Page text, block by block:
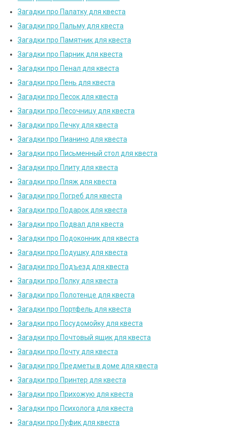
Загадки про Палатку для квеста
Загадки про Пальму для квеста
Загадки про Памятник для квеста
Загадки про Парник для квеста
Загадки про Пенал для квеста
Загадки про Пень для квеста
Загадки про Песок для квеста
Загадки про Песочницу для квеста
Загадки про Печку для квеста
Загадки про Пианино для квеста
Загадки про Письменный стол для квеста
Загадки про Плиту для квеста
Загадки про Пляж для квеста
Загадки про Погреб для квеста
Загадки про Подарок для квеста
Загадки про Подвал для квеста
Загадки про Подоконник для квеста
Загадки про Подушку для квеста
Загадки про Подъезд для квеста
Загадки про Полку для квеста
Загадки про Полотенце для квеста
Загадки про Портфель для квеста
Загадки про Посудомойку для квеста
Загадки про Почтовый ящик для квеста
Загадки про Почту для квеста
Загадки про Предметы в доме для квеста
Загадки про Принтер для квеста
Загадки про Прихожую для квеста
Загадки про Психолога для квеста
Загадки про Пуфик для квеста